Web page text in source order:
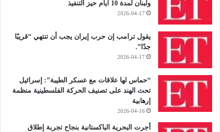
ولبنان لمدة 10 أيام حيز التنفيذ
2026-04-17
يقول ترامب إن حرب إيران يجب أن تنتهي “قريبًا
جدًا”.
2026-04-17
“حماس لها علاقات مع عسكر الطيبة”: إسرائيل
تحث الهند على تصنيف الحركة الفلسطينية منظمة
إرهابية
2026-04-16
أجرت البحرية الباكستانية بنجاح تجربة إطلاق